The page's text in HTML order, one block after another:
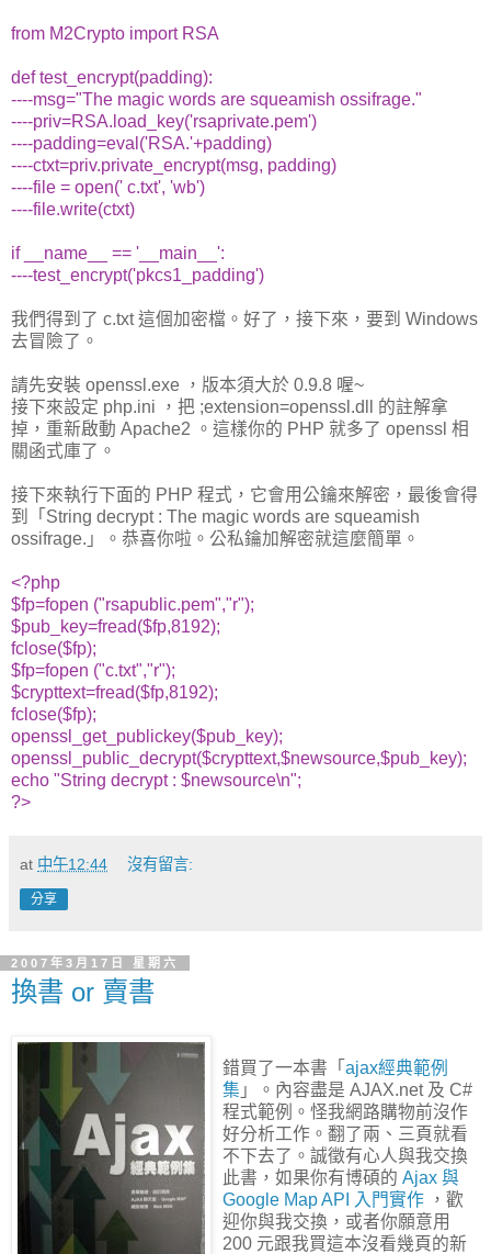
from M2Crypto import RSA
def test_encrypt(padding):
----msg="The magic words are squeamish ossifrage."
----priv=RSA.load_key('rsaprivate.pem')
----padding=eval('RSA.'+padding)
----ctxt=priv.private_encrypt(msg, padding)
----file = open(' c.txt', 'wb')
----file.write(ctxt)
if __name__ == '__main__':
----test_encrypt('pkcs1_padding')
我們得到了 c.txt 這個加密檔。好了，接下來，要到 Windows
去冒險了。
請先安裝 openssl.exe ，版本須大於 0.9.8 喔~
接下來設定 php.ini ，把 ;extension=openssl.dll 的註解拿
掉，重新啟動 Apache2 。這樣你的 PHP 就多了 openssl 相
關函式庫了。
接下來執行下面的 PHP 程式，它會用公鑰來解密，最後會得
到「String decrypt : The magic words are squeamish
ossifrage.」。恭喜你啦。公私鑰加解密就這麼簡單。
<?php
$fp=fopen ("rsapublic.pem","r");
$pub_key=fread($fp,8192);
fclose($fp);
$fp=fopen ("c.txt","r");
$crypttext=fread($fp,8192);
fclose($fp);
openssl_get_publickey($pub_key);
openssl_public_decrypt($crypttext,$newsource,$pub_key);
echo "String decrypt : $newsource\n";
?>
at 中午12:44 沒有留言:
分享
2007年3月17日 星期六
換書 or 賣書
錯買了一本書「 ajax經典範例
集 」。內容盡是 AJAX.net 及 C#
程式範例。怪我網路購物前沒作
好分析工作。翻了兩、三頁就看
不下去了。誠徵有心人與我交換
此書，如果你有博碩的 Ajax 與
Google Map API 入門實作 ，歡
迎你與我交換，或者你願意用
200 元跟我買這本沒看幾頁的新